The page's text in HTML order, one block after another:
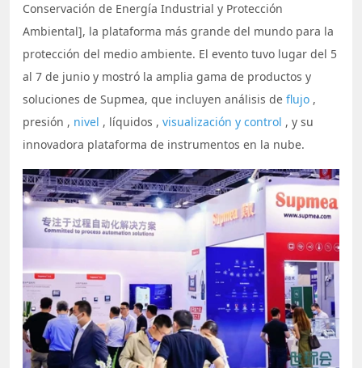
Conservación de Energía Industrial y Protección
Ambiental], la plataforma más grande del mundo para la
protección del medio ambiente. El evento tuvo lugar del 5
al 7 de junio y mostró la amplia gama de productos y
soluciones de Supmea, que incluyen análisis de flujo ,
presión , nivel , líquidos , visualización y control , y su
innovadora plataforma de instrumentos en la nube.